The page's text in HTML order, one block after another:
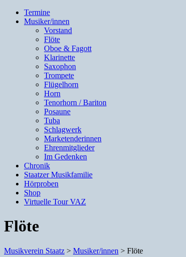
Termine
Musiker/innen
Vorstand
Flöte
Oboe & Fagott
Klarinette
Saxophon
Trompete
Flügelhorn
Horn
Tenorhorn / Bariton
Posaune
Tuba
Schlagwerk
Marketenderinnen
Ehrenmitglieder
Im Gedenken
Chronik
Staatzer Musikfamilie
Hörproben
Shop
Virtuelle Tour VAZ
Flöte
Musikverein Staatz > Musiker/innen > Flöte